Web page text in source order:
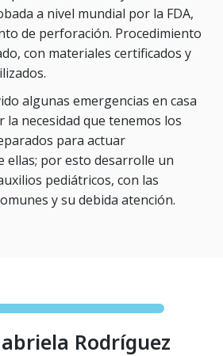
a nivel mundial por la FDA,
de perforación. Procedimiento
con materiales certificados y
algunas emergencias en casa
la necesidad que tenemos los
para actuar
ellas; por esto desarrolle un
pediátricos, con las
y su debida atención.
Rodríguez